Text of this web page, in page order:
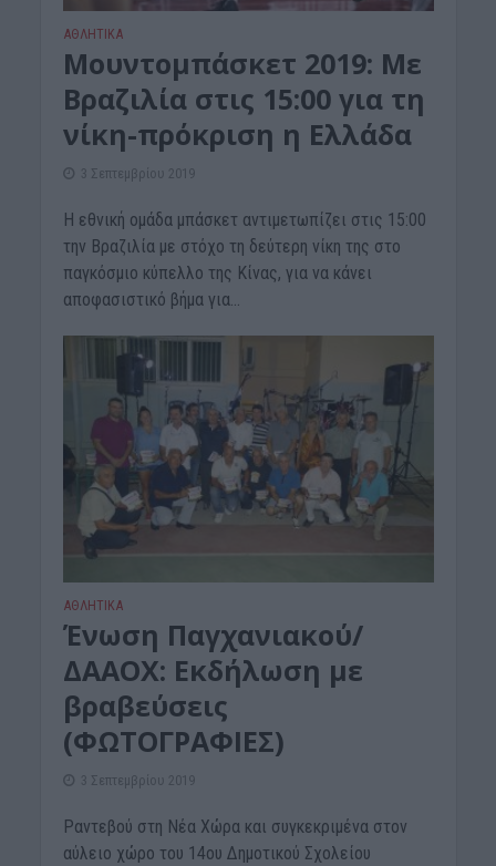
ΑΘΛΗΤΙΚΑ
Μουντομπάσκετ 2019: Με
Βραζιλία στις 15:00 για τη
νίκη-πρόκριση η Ελλάδα
3 Σεπτεμβρίου 2019
Η εθνική ομάδα μπάσκετ αντιμετωπίζει στις 15:00
την Βραζιλία με στόχο τη δεύτερη νίκη της στο
παγκόσμιο κύπελλο της Κίνας, για να κάνει
αποφασιστικό βήμα για...
ΑΘΛΗΤΙΚΑ
Ένωση Παγχανιακού/
ΔΑΑΟΧ: Εκδήλωση με
βραβεύσεις
(ΦΩΤΟΓΡΑΦΙΕΣ)
3 Σεπτεμβρίου 2019
Ραντεβού στη Νέα Χώρα και συγκεκριμένα στον
αύλειο χώρο του 14ου Δημοτικού Σχολείου